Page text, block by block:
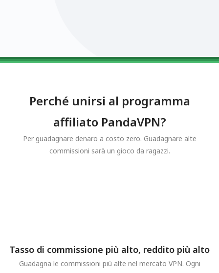
Perché unirsi al programma
affiliato PandaVPN?
Per guadagnare denaro a costo zero. Guadagnare alte
commissioni sarà un gioco da ragazzi.
Tasso di commissione più alto, reddito più alto
Guadagna le commissioni più alte nel mercato VPN. Ogni